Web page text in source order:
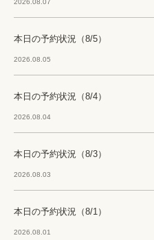
本日の予約状況（8/5）
2026.08.05
本日の予約状況（8/4）
2026.08.04
本日の予約状況（8/3）
2026.08.03
本日の予約状況（8/1）
2026.08.01